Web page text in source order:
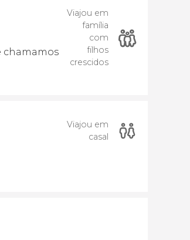
chamamos
Viajou em
família
com
filhos
crescidos
Viajou em
casal